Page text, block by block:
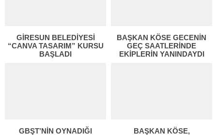
GİRESUN BELEDİYESİ
“CANVA TASARIM” KURSU
BAŞLADI
BAŞKAN KÖSE GECENİN
GEÇ SAATLERİNDE
EKİPLERİN YANINDAYDI
GBŞT’NİN OYNADIĞI BAŞKAN KÖSE,